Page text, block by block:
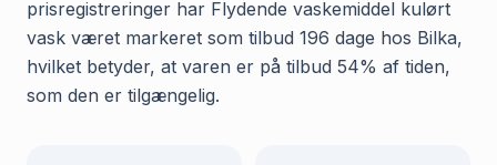
prisregistreringer har Flydende vaskemiddel kulørt
vask været markeret som tilbud 196 dage hos Bilka,
hvilket betyder, at varen er på tilbud 54% af tiden,
som den er tilgængelig.